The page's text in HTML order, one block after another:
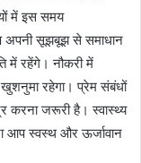
में इस समय
अपनी सूझबूझ से समाधान
में रहेंगे। नौकरी में
खुशनुमा रहेगा। प्रेम संबंधों
करना जरूरी है। स्वास्थ्य
आप स्वस्थ और ऊर्जावान